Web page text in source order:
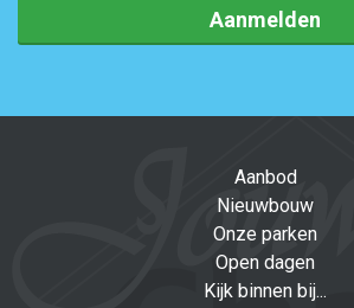
Aanmelden
Aanbod
Nieuwbouw
Onze parken
Open dagen
Kijk binnen bij...